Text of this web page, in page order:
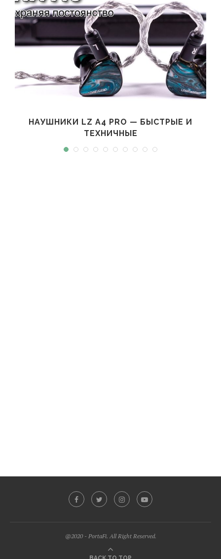
НАУШНИКИ LZ A4 PRO — БЫСТРЫЕ И
ТЕХНИЧНЫЕ
@2020 - PortaFi. All Right Reserved.